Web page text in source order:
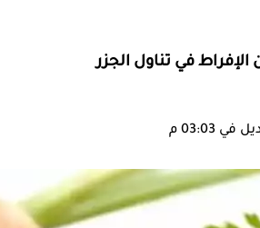
في تناول الجزر
في 03:03 م